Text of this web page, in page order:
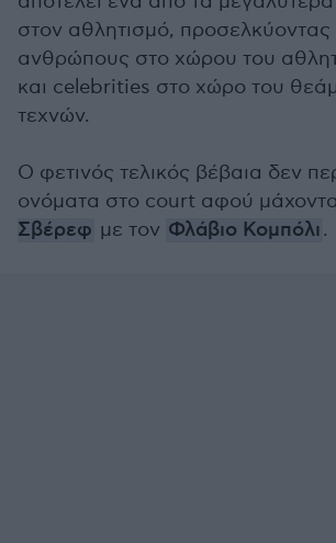
στον αθλητισμό,
ανθρώπους στο χώρου του
και celebrities στο χώρο του
τεχνών.
Ο φετινός τελικός βέβαια δεν
ονόματα στο court αφού
Σβέρεφ με τον Φλάβιο Κομπόλι.